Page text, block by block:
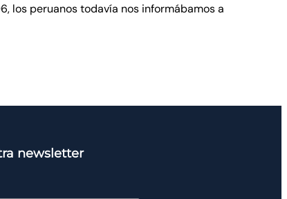
los peruanos todavía nos informábamos a
newsletter